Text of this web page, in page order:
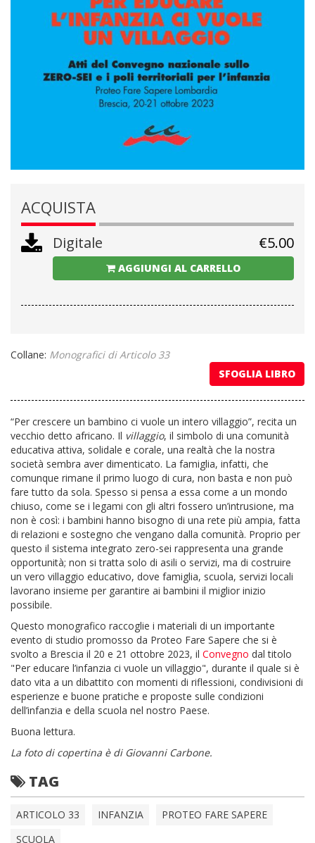
ACQUISTA
Digitale €5.00
AGGIUNGI AL CARRELLO
Collane: Monografici di Articolo 33
SFOGLIA LIBRO
“Per crescere un bambino ci vuole un intero villaggio”, recita un
vecchio detto africano. Il villaggio, il simbolo di una comunità
educativa attiva, solidale e corale, una realtà che la nostra
società sembra aver dimenticato. La famiglia, infatti, che
comunque rimane il primo luogo di cura, non basta e non può
fare tutto da sola. Spesso si pensa a essa come a un mondo
chiuso, come se i legami con gli altri fossero un’intrusione, ma
non è così: i bambini hanno bisogno di una rete più ampia, fatta
di relazioni e sostegno che vengano dalla comunità. Proprio per
questo il sistema integrato zero-sei rappresenta una grande
opportunità; non si tratta solo di asili o servizi, ma di costruire
un vero villaggio educativo, dove famiglia, scuola, servizi locali
lavorano insieme per garantire ai bambini il miglior inizio
possibile.
Questo monografico raccoglie i materiali di un importante
evento di studio promosso da Proteo Fare Sapere che si è
svolto a Brescia il 20 e 21 ottobre 2023, il Convegno dal titolo
"Per educare l’infanzia ci vuole un villaggio", durante il quale si è
dato vita a un dibattito con momenti di riflessioni, condivisioni di
esperienze e buone pratiche e proposte sulle condizioni
dell’infanzia e della scuola nel nostro Paese.
Buona lettura.
La foto di copertina è di Giovanni Carbone.
TAG
ARTICOLO 33 INFANZIA
PROTEO FARE SAPERE
SCUOLA